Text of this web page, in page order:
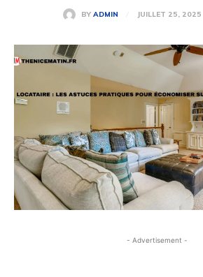
BY ADMIN JUILLET 25, 2025
- Advertisement -